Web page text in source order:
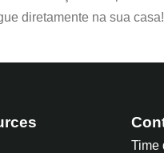
diretamente na sua
Time